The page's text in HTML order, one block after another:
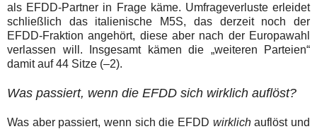
als EFDD-Partner in Frage käme. Umfrageverluste erleidet
schließlich das italienische M5S, das derzeit noch der
EFDD-Fraktion angehört, diese aber nach der Europawahl
verlassen will. Insgesamt kämen die „weiteren Parteien“
damit auf 44 Sitze (–2).
Was passiert, wenn die EFDD sich wirklich auflöst?
Was aber passiert, wenn sich die EFDD wirklichauflöst und